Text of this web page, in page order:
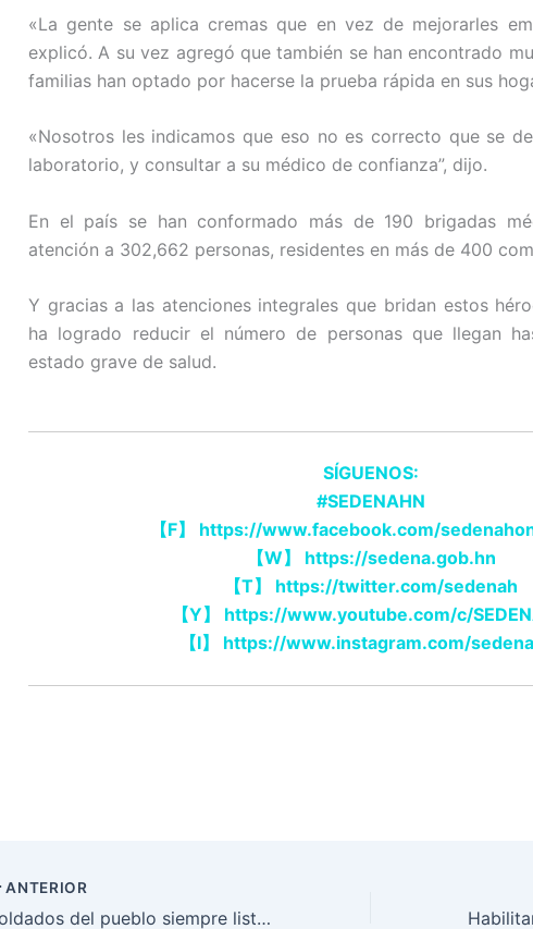
«La gente se aplica cremas que en vez de mejorarles
explicó. A su vez agregó que también se han encontrado
familias han optado por hacerse la prueba rápida en sus
«Nosotros les indicamos que eso no es correcto que se
laboratorio, y consultar a su médico de confianza”, dijo.
En el país se han conformado más de 190 brigadas
atención a 302,662 personas, residentes en más de 400
Y gracias a las atenciones integrales que bridan estos
ha logrado reducir el número de personas que llegan
estado grave de salud.
SÍGUENOS:
#SEDENAHN
【F】
https://www.facebook.com/
【W】
https://sedena.gob.hn
【T】
https://twitter.com/sedenah
【Y】
https://www.youtube.com/c/
【I】 https://www.instagram.com/
ANTERIOR
Soldados del pueblo siempre listos para auxiliar a la población